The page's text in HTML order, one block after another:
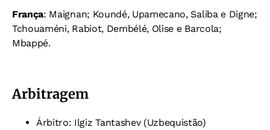
França: Maignan; Koundé, Upamecano, Saliba e Digne;
Tchouaméni, Rabiot, Dembélé, Olise e Barcola;
Mbappé.
Arbitragem
Árbitro: Ilgiz Tantashev (Uzbequistão)